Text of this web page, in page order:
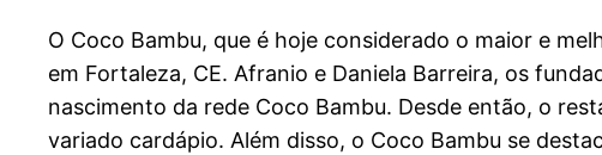
O Coco Bambu, que é hoje considerado o maior e
em Fortaleza, CE. Afranio e Daniela Barreira, os
nascimento da rede Coco Bambu. Desde então, o
variado cardápio. Além disso, o Coco Bambu se